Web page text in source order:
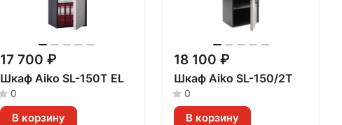
17 700 ₽
Шкаф Aiko SL-150Т EL
0
В корзину
18 100 ₽
Шкаф Aiko SL-150/2T
0
В корзину